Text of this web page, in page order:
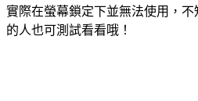
實際在螢幕鎖定下並無法使用，
的人也可測試看看哦！